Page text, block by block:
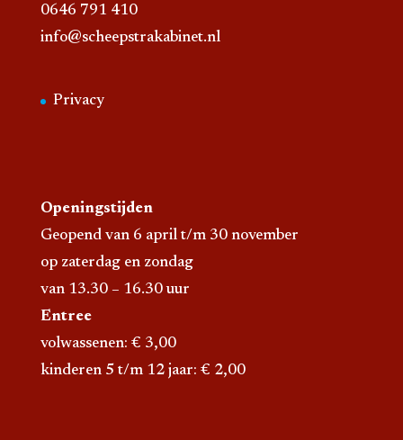
0646 791 410
info@scheepstrakabinet.nl
Privacy
Openingstijden
Geopend van 6 april t/m 30 november
op zaterdag en zondag
van 13.30 – 16.30 uur
Entree
volwassenen: € 3,00
kinderen 5 t/m 12 jaar: € 2,00